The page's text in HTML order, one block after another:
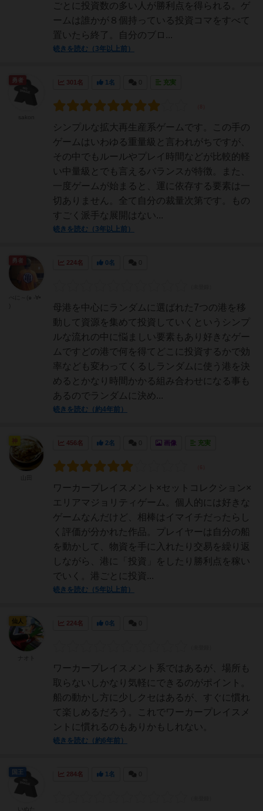
ごとに投資数の多い人が勝利点を得られる。ゲ
ームは誰かが８個持っている投資コマをすべて
置いたら終了。自分のブロ...
続きを読む（3年以上前）
301名 1名 充実
シンプルな拡大再生産系ゲームです。この手の
ゲームはいわゆる重量級と言われがちですが、
その中でもルールやプレイ時間などが比較的軽
い中量級とでも言えるバランスが特徴。また、
一度ゲームが始まると、運に依存する要素は一
切ありません。全て自分の裁量次第です。もの
すごく派手な展開はない...
続きを読む（3年以上前）
勇者
224名 0名
母港を中心にランダムに選ばれた7つの港を移
動して資源を集めて投資していくというシンプ
ルな流れの中に悩ましい要素もあり好きなゲー
ムですどの港で何を得てどこに投資するかで効
率なども変わってくるしランダムに使う港を決
めるとかなり時間かかる組み合わせになる事も
あるのでランダムに決め...
続きを読む（約4年前）
勇者
456名 2名 画像 充実
ワーカープレイスメント×セットコレクション×
エリアマジョリティゲーム。個人的には好きな
ゲームなんだけど、相棒はイマイチだったらし
く評価が分かれた作品。プレイヤーは自分の船
を動かして、物資を手に入れたり交易を繰り返
しながら、港に「投資」をしたり勝利点を稼い
でいく。港ごとに投資...
続きを読む（5年以上前）
224名 0名
ワーカープレイスメント系ではあるが、場所も
取らないしかなり気軽にできるのがポイント。
船の動かし方に少しクセはあるが、すぐに慣れ
て楽しめるだろう。これでワーカープレイスメ
ントに慣れるのもありかもしれない。
続きを読む（約6年前）
仙人
284名 1名